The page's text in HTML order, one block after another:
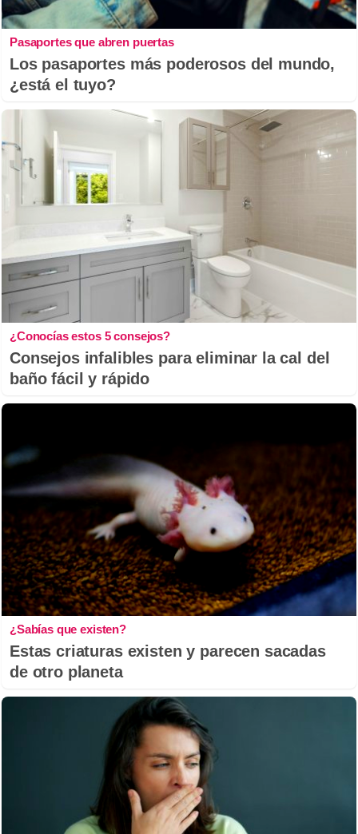
Pasaportes que abren puertas
Los pasaportes más poderosos del mundo,
¿está el tuyo?
¿Conocías estos 5 consejos?
Consejos infalibles para eliminar la cal del
baño fácil y rápido
¿Sabías que existen?
Estas criaturas existen y parecen sacadas
de otro planeta